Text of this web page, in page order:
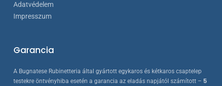
Adatvédelem
Impresszum
Garancia
A Bugnatese Rubinetteria által gyártott egykaros és kétkaros csaptelep
testekre öntvényhiba esetén a garancia az eladás napjától számított – 5